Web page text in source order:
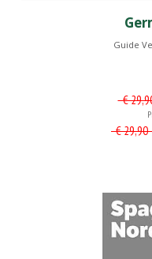
Guide
€
€ 29,90